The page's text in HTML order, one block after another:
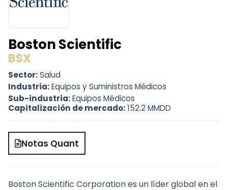
Boston Scientific
BSX
Sector:Salud
Industria:Equipos y Suministros Médicos
Sub-industria:Equipos Médicos
Capitalización de mercado:152.2 MMDD
Notas Quant
Boston Scientific Corporation es un líder global en el